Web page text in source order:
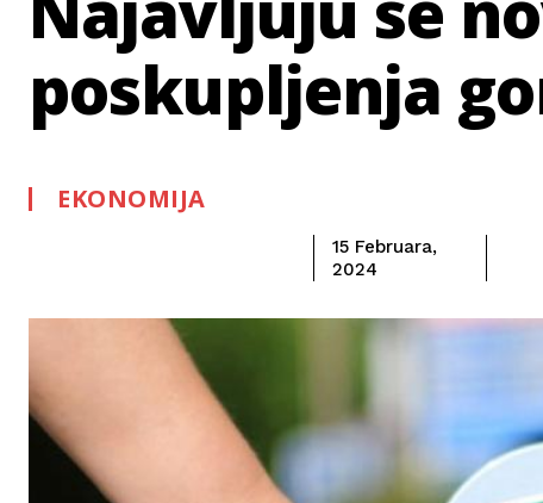
poskupljenja
EKONOMIJA
15 Februara,
2024